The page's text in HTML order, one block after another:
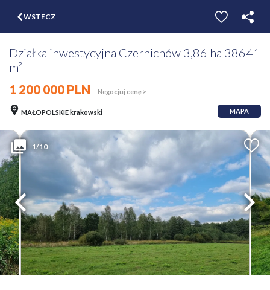
WSTECZ
Działka inwestycyjna Czernichów 3,86 ha 38641
m²
1 200 000 PLN
Negocjuj cenę >
MAŁOPOLSKIE krakowski MAPA
1/10